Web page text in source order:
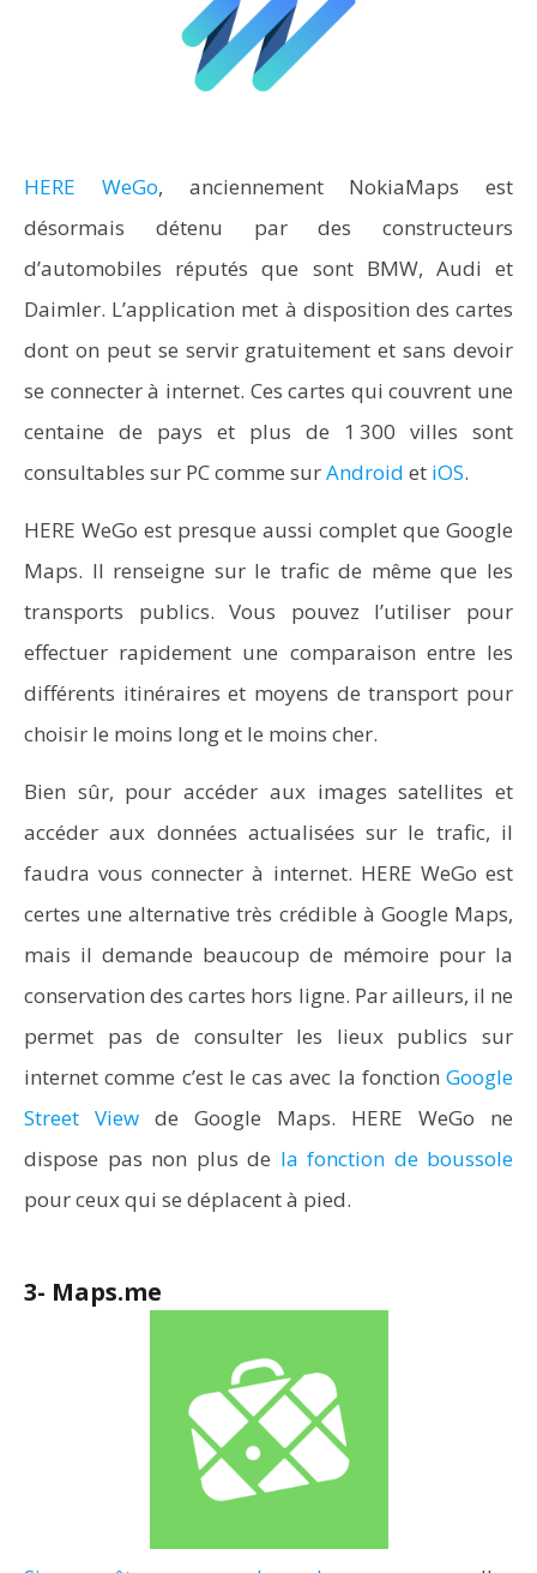
HERE WeGo, anciennement NokiaMaps est
désormais détenu par des constructeurs
d’automobiles réputés que sont BMW, Audi et
Daimler. L’application met à disposition des cartes
dont on peut se servir gratuitement et sans devoir
se connecter à internet. Ces cartes qui couvrent une
centaine de pays et plus de 1 300 villes sont
consultables sur PC comme surAndroid et iOS.
HERE WeGo est presque aussi complet que Google
Maps. Il renseigne sur le trafic de même que les
transports publics. Vous pouvez l’utiliser pour
effectuer rapidement une comparaison entre les
différents itinéraires et moyens de transport pour
choisir le moins long et le moins cher.
Bien sûr, pour accéder aux images satellites et
accéder aux données actualisées sur le trafic, il
faudra vous connecter à internet. HERE WeGo est
certes une alternative très crédible à Google Maps,
mais il demande beaucoup de mémoire pour la
conservation des cartes hors ligne. Par ailleurs, il ne
permet pas de consulter les lieux publics sur
internet comme c’est le cas avec la fonction Google
Street View de Google Maps. HERE WeGo ne
dispose pas non plus de la fonction de boussole
pour ceux qui se déplacent à pied.
3- Maps.me